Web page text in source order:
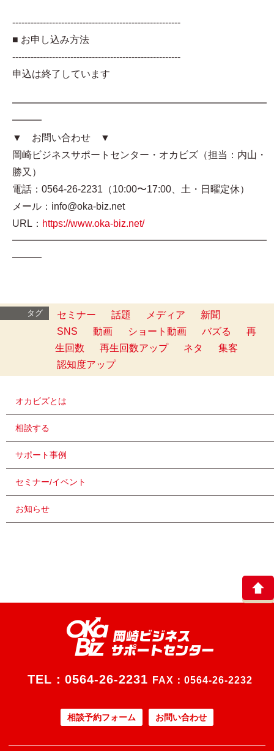
-------------------------------------------------------
■ お申し込み方法
-------------------------------------------------------
申込は終了しています
━━━━━━━━━━━━━━━━━━━━━━━━━━
━━━
▼ お問い合わせ ▼
岡崎ビジネスサポートセンター・オカビズ（担当：内山・
勝又）
電話：0564-26-2231（10:00〜17:00、土・日曜定休）
メール：info@oka-biz.net
URL： https://www.oka-biz.net/
━━━━━━━━━━━━━━━━━━━━━━━━━━
━━━
タグ セミナー 話題 メディア
新聞
SNS
動画 ショート動画 バズる
再
生回数
再生回数アップ ネタ
集客
認知度アップ
オカビズとは
相談する
サポート事例
セミナー/イベント
お知らせ
TEL： 0564-26-2231 FAX：0564-26-2232
相談予約フォーム お問い合わせ